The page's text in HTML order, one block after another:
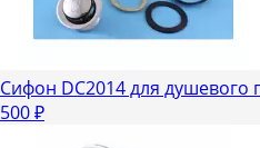
Сифон DC2014 для душевого
500₽